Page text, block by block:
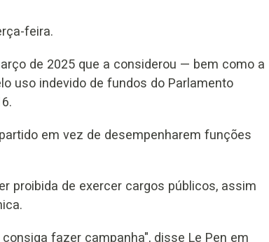
feira.
de 2025 que a considerou — bem como a
uso indevido de fundos do Parlamento
em vez de desempenharem funções
proibida de exercer cargos públicos, assim
fazer campanha", disse Le Pen em